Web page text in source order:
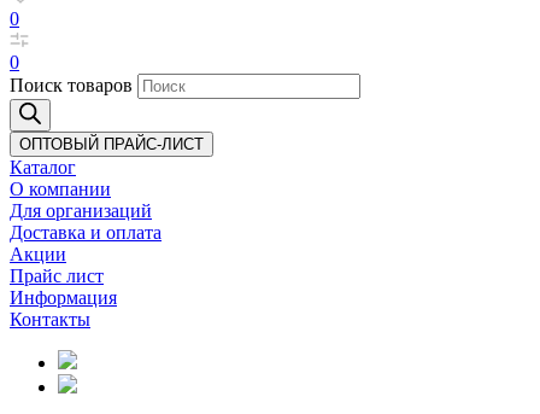
0
0
Поиск товаров
ОПТОВЫЙ ПРАЙС-ЛИСТ
Каталог
О компании
Для организаций
Доставка и оплата
Акции
Прайс лист
Информация
Контакты